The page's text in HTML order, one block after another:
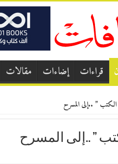
قراءات إضاءات مقالات
” ..إلى المسرح
” ..إلى المسرح